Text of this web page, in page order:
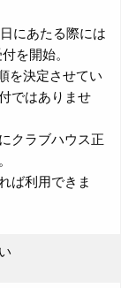
にあたる際には
を開始。
を決定させてい
ではありませ
クラブハウス正
ば利用できま